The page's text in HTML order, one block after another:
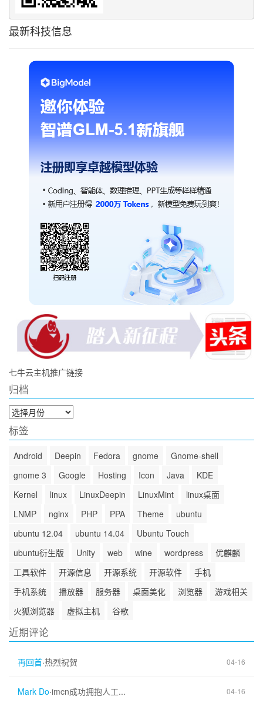
最新科技信息
七牛云主机推广链接
归档
归
档
标签
Android Deepin Fedora gnome
Gnome-shell
gnome 3
Google Hosting Icon Java
KDE
Kernel
linux LinuxDeepin LinuxMint
linux桌面
LNMP
nginx PHP PPA Theme
ubuntu
ubuntu 12.04
ubuntu 14.04
Ubuntu Touch
ubuntu衍生版
Unity web wine wordpress
优麒麟
工具软件
开源信息 开源系统 开源软件
手机
手机系统
播放器 服务器 桌面美化 浏览器
游戏相关
火狐浏览器
虚拟主机 谷歌
近期评论
再回首·热烈祝贺 04-16
Mark Do·imcn成功拥抱人工... 04-16